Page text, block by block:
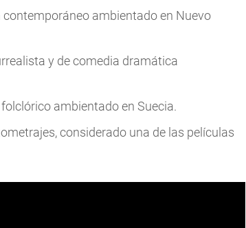
ambientado en Nuevo
y de comedia dramática
ambientado en Suecia.
considerado una de las películas